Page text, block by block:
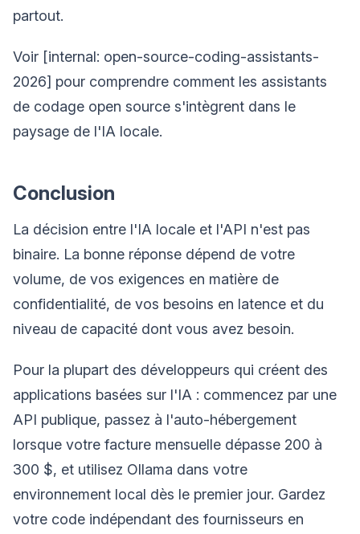
partout.
Voir [internal: open-source-coding-assistants-
2026] pour comprendre comment les assistants
de codage open source s'intègrent dans le
paysage de l'IA locale.
Conclusion
La décision entre l'IA locale et l'API n'est pas
binaire. La bonne réponse dépend de votre
volume, de vos exigences en matière de
confidentialité, de vos besoins en latence et du
niveau de capacité dont vous avez besoin.
Pour la plupart des développeurs qui créent des
applications basées sur l'IA : commencez par une
API publique, passez à l'auto-hébergement
lorsque votre facture mensuelle dépasse 200 à
300 $, et utilisez Ollama dans votre
environnement local dès le premier jour. Gardez
votre code indépendant des fournisseurs en